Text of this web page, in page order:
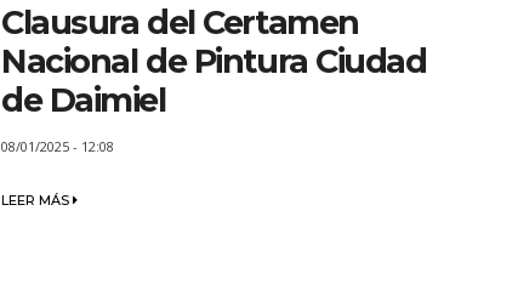
Clausura del Certamen
Nacional de Pintura Ciudad
de Daimiel
08/01/2025 - 12:08
LEER MÁS